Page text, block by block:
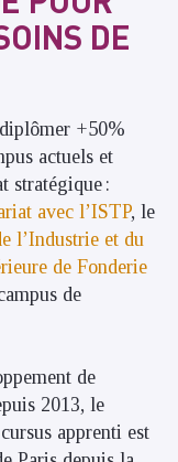
DE
+50%
actuels et
stratégique :
avec l’ISTP, le
l’Industrie et du
de Fonderie
de
de
2013, le
apprenti est